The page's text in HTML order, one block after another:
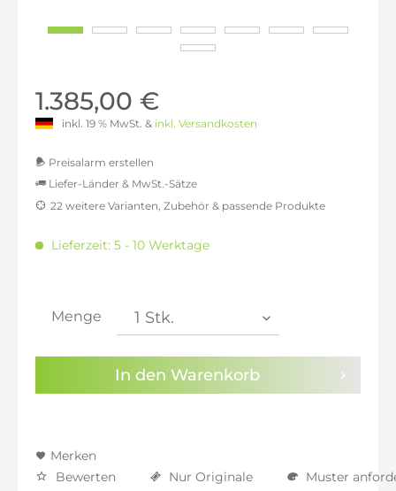
1.385,00 €
inkl. 19 % MwSt. & inkl. Versandkosten
Preisalarm erstellen
Sie haben dieDatenschutzbestimmungenzur
Kenntnis genommen.
Liefer-Länder & MwSt.-Sätze
inkl. 16% MwSt.: 1.350,08 €
inkl. 20% MwSt.: 1.396,64 €
inkl. 21% MwSt.: 1.408,28 €
inkl. 22% MwSt.: 1.419,92 €
22 weitere Varianten, Zubehör & passende Produkte
Lieferzeit: 5 - 10 Werktage
Menge
In den Warenkorb
Merken
Bewerten
Nur Originale Muster